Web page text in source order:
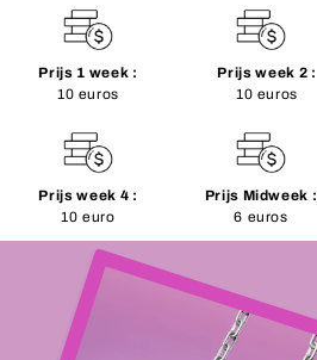
Prijs 1 week :
10 euros
Prijs week 2 :
10 euros
Prijs week 4 :
10 euro
Prijs Midweek :
6 euros